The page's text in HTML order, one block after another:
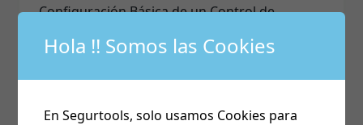
Configuración Básica de un Control de...
Hola !! Somos las Cookies
En Segurtools, solo usamos Cookies para